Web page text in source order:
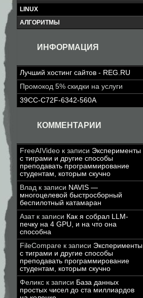
LINUX
АЛГОРИТМЫ
ИНФОРМАЦИЯ
Лучший хостинг сайтов - REG.RU
Промокод 5% скидки на услуги
39CC-C72F-6342-560A
КОММЕНТАРИИ
FreeAIVideo к записи Эксперименты
с тиграми и другие способы
преподавать программирование
студентам, которым скучно
Влад к записи NAVIS —
многоцелевой быстросборный
беспилотный катамаран
Азатк записи Как я собрал LLM-
печку на 4 GPU, и на что она
способна
FileCompare к записи Эксперименты
с тиграми и другие способы
преподавать программирование
студентам, которым скучно
Феликс к записи База данных
простых чисел до ста миллиардов